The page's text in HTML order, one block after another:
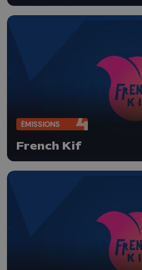
ÉMISSIONS
French Kif